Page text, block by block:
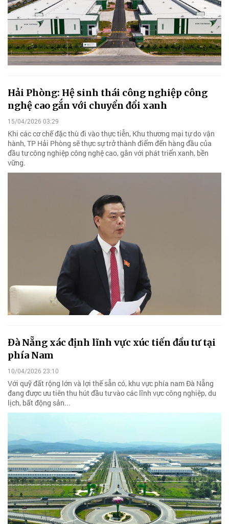
Hải Phòng: Hệ sinh thái công nghiệp công
nghệ cao gắn với chuyển đổi xanh
15/04/2026 03:29
Khi các cơ chế đặc thù đi vào thực tiễn, Khu thương mại tự do vận
hành, TP Hải Phòng sẽ thực sự trở thành điểm đến hàng đầu của
đầu tư công nghiệp công nghệ cao, gắn với phát triển xanh, bền
vững.
Đà Nẵng xác định lĩnh vực xúc tiến đầu tư tại
phía Nam
10/04/2026 23:10
Với quỹ đất rộng lớn và lợi thế sẵn có, khu vực phía nam Đà Nẵng
đang được ưu tiên thu hút đầu tư vào các lĩnh vực công nghiệp, du
lịch, bất động sản...